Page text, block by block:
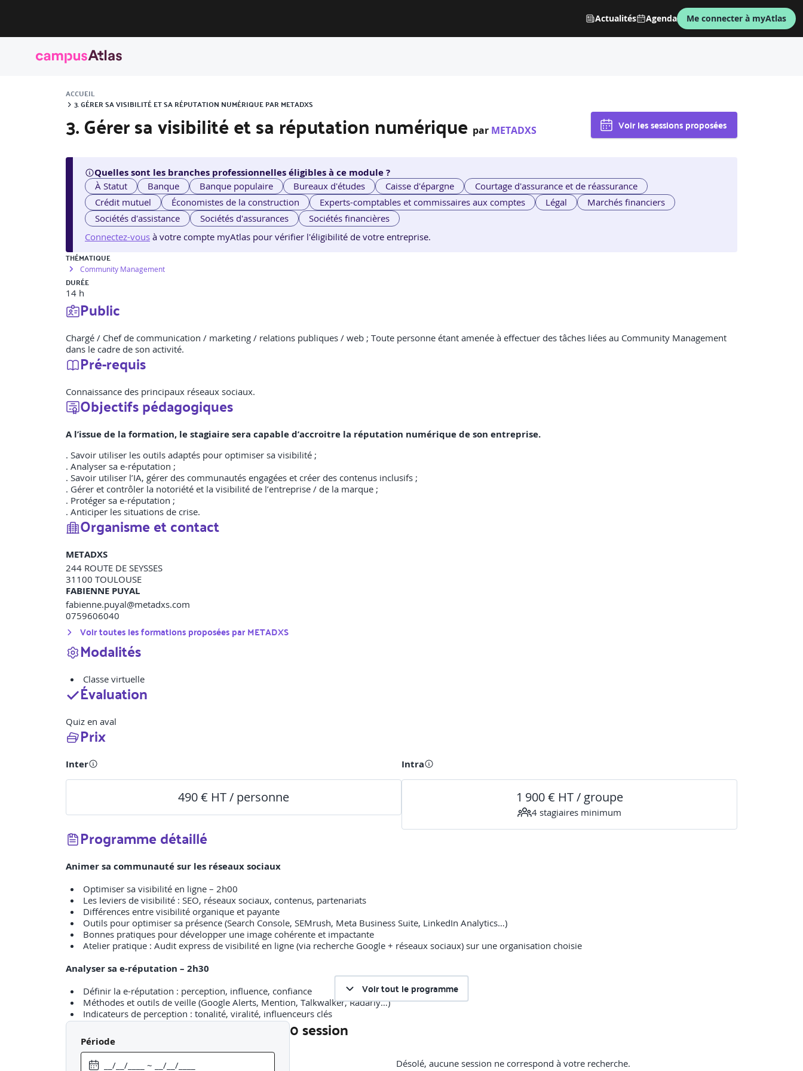
Actualités Agenda Me connecter à myAtlas
ACCUEIL
3. GÉRER SA VISIBILITÉ ET SA RÉPUTATION NUMÉRIQUE PAR METADXS
3. Gérer sa visibilité et sa réputation numérique par METADXS Voir les sessions proposées
Quelles sont les branches professionnelles éligibles à ce module ?
À Statut Banque Banque populaire Bureaux d'études Caisse d'épargne
Courtage d'assurance et de réassurance
Crédit mutuel
Économistes de la construction Experts-comptables et commissaires aux comptes Légal
Marchés financiers
Sociétés d'assistance
Sociétés d'assurances
Sociétés financières
Connectez-vous à votre compte myAtlas pour vérifier l'éligibilité de votre entreprise.
THÉMATIQUE
Community Management
DURÉE
14 h
Public
Chargé / Chef de communication / marketing / relations publiques / web ; Toute personne étant amenée à effectuer des tâches liées au Community Management
dans le cadre de son activité.
Pré-requis
Connaissance des principaux réseaux sociaux.
Objectifs pédagogiques
A l’issue de la formation, le stagiaire sera capable d’accroitre la réputation numérique de son entreprise.
. Savoir utiliser les outils adaptés pour optimiser sa visibilité ;
. Analyser sa e-réputation ;
. Savoir utiliser l’IA, gérer des communautés engagées et créer des contenus inclusifs ;
. Gérer et contrôler la notoriété et la visibilité de l’entreprise / de la marque ;
. Protéger sa e-réputation ;
. Anticiper les situations de crise.
Organisme et contact
METADXS
244 ROUTE DE SEYSSES
31100 TOULOUSE
FABIENNE PUYAL
fabienne.puyal@metadxs.com
0759606040
Voir toutes les formations proposées parMETADXS
Modalités
Classe virtuelle
Évaluation
Quiz en aval
Prix
Inter
490 € HT / personne
Intra
1 900 € HT / groupe
4 stagiaires minimum
Programme détaillé
Animer sa communauté sur les réseaux sociaux
Optimiser sa visibilité en ligne – 2h00
Les leviers de visibilité : SEO, réseaux sociaux, contenus, partenariats
Différences entre visibilité organique et payante
Outils pour optimiser sa présence (Search Console, SEMrush, Meta Business Suite, LinkedIn Analytics…)
Bonnes pratiques pour développer une image cohérente et impactante
Atelier pratique : Audit express de visibilité en ligne (via recherche Google + réseaux sociaux) sur une organisation choisie
Analyser sa e-réputation – 2h30
Définir la e-réputation : perception, influence, confiance
Méthodes et outils de veille (Google Alerts, Mention, Talkwalker, Radarly…)
Indicateurs de perception : tonalité, viralité, influenceurs clés
Benchmarks de marques : exemples de réputations positives et de crises numériques
Travail en sous-groupes : analyse de la e-réputation d’une marque (cas réels ou fictifs)
Créer des contenus responsables et engageants – 2h30
Voir tout le programme
Période 0 session
Désolé, aucune session ne correspond à votre recherche.